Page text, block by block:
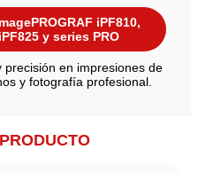
iPF810,
y series PRO
en impresiones de
y fotografía profesional.